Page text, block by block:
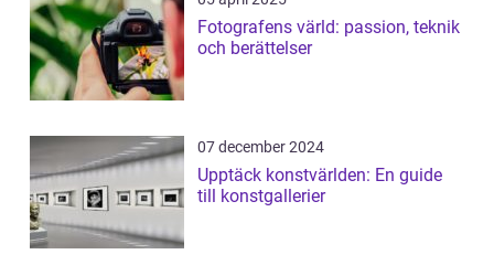
Fotografens värld: passion, teknik
och berättelser
07 december 2024
Upptäck konstvärlden: En guide
till konstgallerier